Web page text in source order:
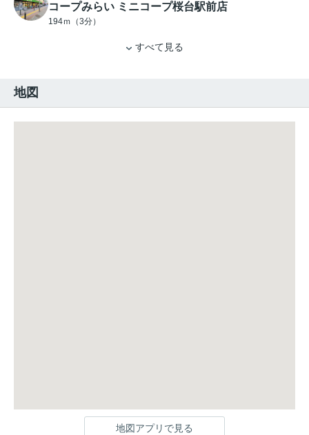
コープみらい ミニコープ桜台駅前店
194ｍ（3分）
すべて見る
地図
地図アプリで見る